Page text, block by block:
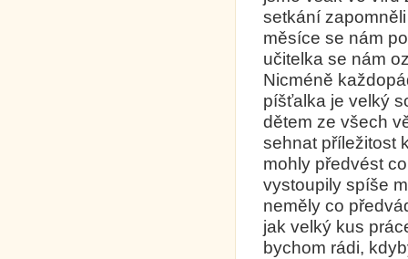
setkání
měsíce se nám
učitelka se nám
Nicméně
píšťalka je velký
dětem ze všech
sehnat příležitost
mohly předvést
vystoupily spíše
neměly co
jak velký kus
bychom rádi,